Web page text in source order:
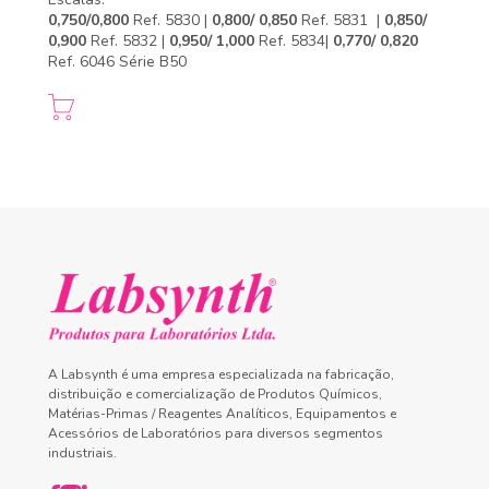
0,750/0,800 Ref. 5830 | 0,800/ 0,850 Ref. 5831 | 0,850/
0,900 Ref. 5832 | 0,950/ 1,000 Ref. 5834| 0,770/ 0,820
Ref. 6046 Série B50
A Labsynth é uma empresa especializada na fabricação,
distribuição e comercialização de Produtos Químicos,
Matérias-Primas / Reagentes Analíticos, Equipamentos e
Acessórios de Laboratórios para diversos segmentos
industriais.